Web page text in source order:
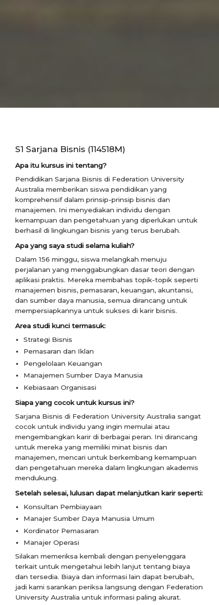
S1 Sarjana Bisnis (114518M)
Apa itu kursus ini tentang?
Pendidikan Sarjana Bisnis di Federation University
Australia memberikan siswa pendidikan yang
komprehensif dalam prinsip-prinsip bisnis dan
manajemen. Ini menyediakan individu dengan
kemampuan dan pengetahuan yang diperlukan untuk
berhasil di lingkungan bisnis yang terus berubah.
Apa yang saya studi selama kuliah?
Dalam 156 minggu, siswa melangkah menuju
perjalanan yang menggabungkan dasar teori dengan
aplikasi praktis. Mereka membahas topik-topik seperti
manajemen bisnis, pemasaran, keuangan, akuntansi,
dan sumber daya manusia, semua dirancang untuk
mempersiapkannya untuk sukses di karir bisnis.
Area studi kunci termasuk:
Strategi Bisnis
Pemasaran dan Iklan
Pengelolaan Keuangan
Manajemen Sumber Daya Manusia
Kebiasaan Organisasi
Siapa yang cocok untuk kursus ini?
Sarjana Bisnis di Federation University Australia sangat
cocok untuk individu yang ingin memulai atau
mengembangkan karir di berbagai peran. Ini dirancang
untuk mereka yang memiliki minat bisnis dan
manajemen, mencari untuk berkembang kemampuan
dan pengetahuan mereka dalam lingkungan akademis
mendukung.
Setelah selesai, lulusan dapat melanjutkan karir seperti:
Konsultan Pembiayaan
Manajer Sumber Daya Manusia Umum
Kordinator Pemasaran
Manajer Operasi
Silakan memeriksa kembali dengan penyelenggara
terkait untuk mengetahui lebih lanjut tentang biaya
dan tersedia. Biaya dan informasi lain dapat berubah,
jadi kami sarankan periksa langsung dengan Federation
University Australia untuk informasi paling akurat.